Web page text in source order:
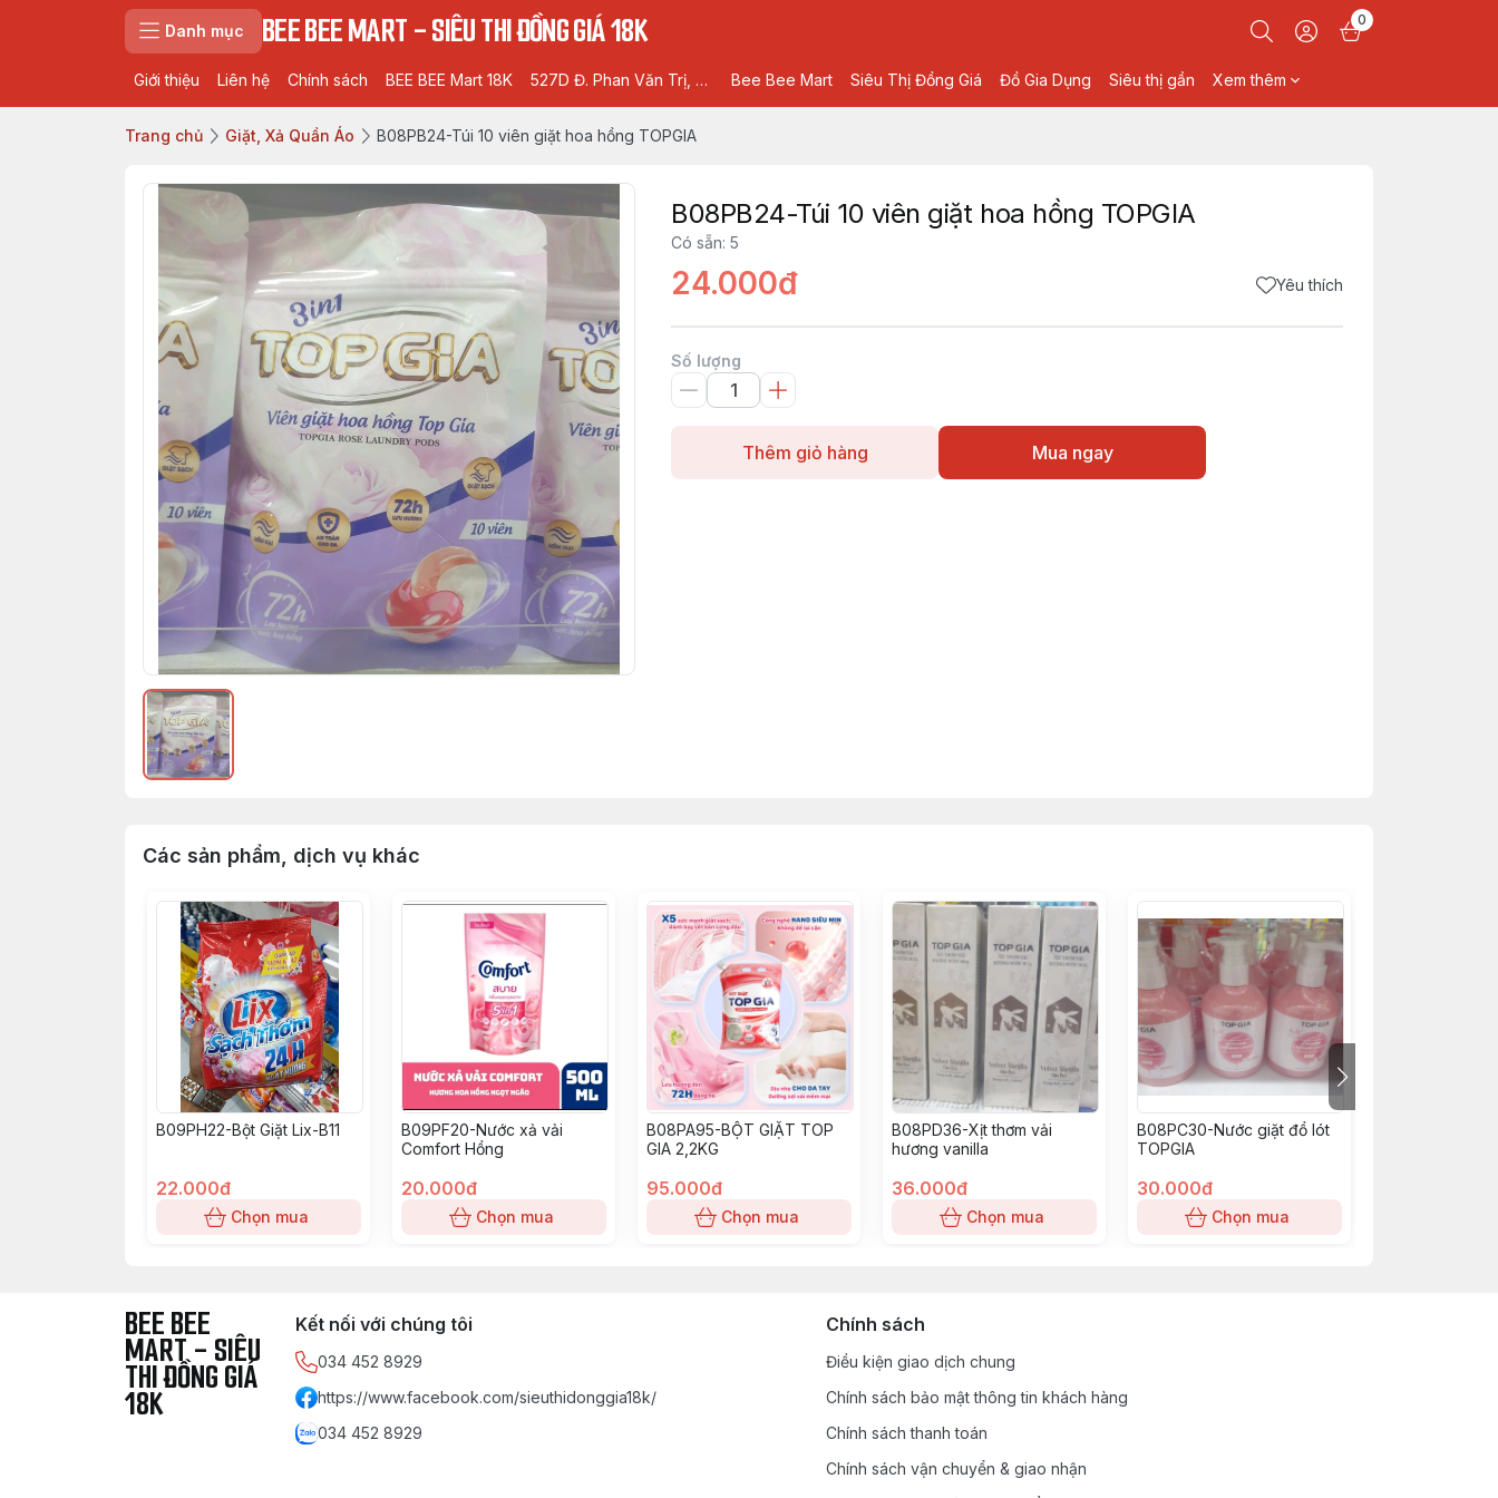
Danh mục BEE BEE MART - SIÊU THI ĐỒNG GIÁ 18K 0
Giới thiệu Liên hệ Chính sách BEE BEE Mart 18K 527D Đ. Phan Văn Trị, Phường 5, Gò Vấp, Hồ Chí Minh Bee Bee Mart Siêu Thị Đồng Giá Đồ Gia Dụng Siêu thị gần Xem thêm
Trang chủ Giặt, Xả Quần Áo B08PB24-Túi 10 viên giặt hoa hồng TOPGIA
B08PB24-Túi 10 viên giặt hoa hồng TOPGIA
Có sẵn: 5
24.000đ Yêu thích
Số lượng
Thêm giỏ hàng Mua ngay
Các sản phẩm, dịch vụ khác
B09PH22-Bột Giặt Lix-B11
22.000đ
Chọn mua
B09PF20-Nước xả vải
Comfort Hồng
20.000đ
Chọn mua
B08PA95-BỘT GIẶT TOP
GIA 2,2KG
95.000đ
Chọn mua
B08PD36-Xịt thơm vải
hương vanilla
36.000đ
Chọn mua
B08PC30-Nước giặt đồ lót
TOPGIA
30.000đ
Chọn mua
BEE BEE
MART - SIÊU
THI ĐỒNG GIÁ
18K
Kết nối với chúng tôi
034 452 8929
https://www.facebook.com/sieuthidonggia18k/
034 452 8929
Chính sách
Điều kiện giao dịch chung
Chính sách bảo mật thông tin khách hàng
Chính sách thanh toán
Chính sách vận chuyển & giao nhận